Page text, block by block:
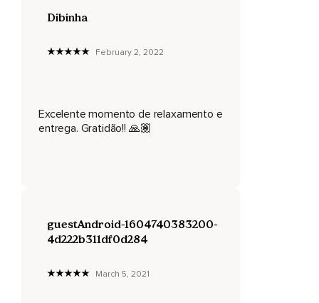
Dibinha
February 2, 2022
Excelente momento de relaxamento e
entrega. Gratidão!! 🙏🏽
guestAndroid-1604740383200-
4d222b311df0d284
March 5, 2021